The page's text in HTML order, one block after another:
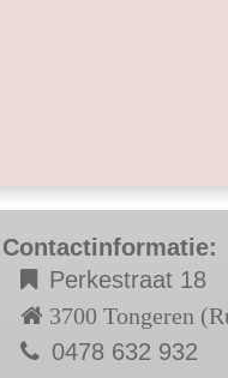
Contactinformatie:
Perkestraat 18
3700 Tongeren
0478 632 932